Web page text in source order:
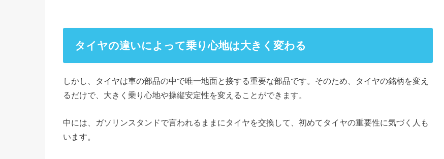
タイヤの違いによって乗り心地は大きく変わる
しかし、タイヤは車の部品の中で唯一地面と接する重要な部品です。そのため、タイヤの銘柄を変え
るだけで、大きく乗り心地や操縦安定性を変えることができます。
中には、ガソリンスタンドで言われるままにタイヤを交換して、初めてタイヤの重要性に気づく人も
います。